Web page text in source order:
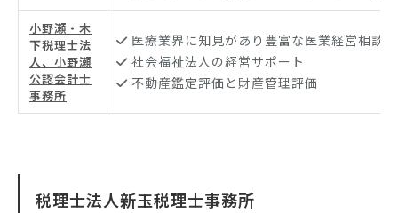
小野瀬・木
下税理士法
人、小野瀬
公認会計士
事務所
医療業界に知見があり豊富な医業経営相談
社会福祉法人の経営サポート
不動産鑑定評価と財産管理評価
税理士法人新玉税理士事務所